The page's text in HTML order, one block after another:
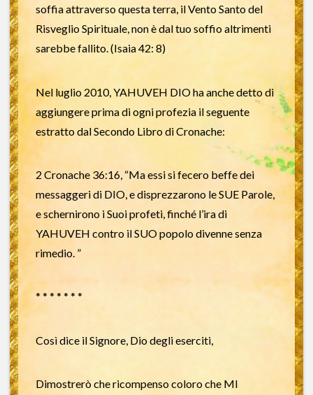
soffia attraverso questa terra, il Vento Santo del
Risveglio Spirituale, non è dal tuo soffio altrimenti
sarebbe fallito. (Isaia 42: 8)
Nel luglio 2010, YAHUVEH DIO ha anche detto di
aggiungere prima di ogni profezia il seguente
estratto dal Secondo Libro di Cronache:
2 Cronache 36:16, “Ma essi si fecero beffe dei
messaggeri di DIO, e disprezzarono le SUE Parole,
e schernirono i Suoi profeti, finché l’ira di
YAHUVEH contro il SUO popolo divenne senza
rimedio. ”
* * * * * * *
Così dice il Signore, Dio degli eserciti,
Dimostrerò che ricompenso coloro che MI